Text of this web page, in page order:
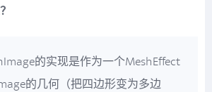
的实现是作为一个MeshEffect
的几何（把四边形变为多边